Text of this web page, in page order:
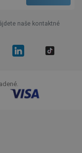
naše kontaktné